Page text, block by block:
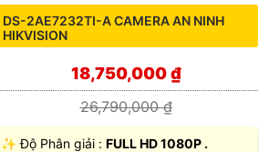
DS-2AE7232TI-A CAMERA AN NINH
HIKVISION
18,750,000 ₫
26,790,000 ₫
✨ Độ Phân giải : FULL HD 1080P .